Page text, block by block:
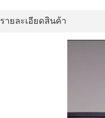
รายละเอียดสินค้า